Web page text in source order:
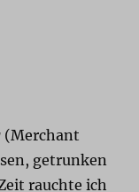
(Merchant
getrunken
rauchte ich